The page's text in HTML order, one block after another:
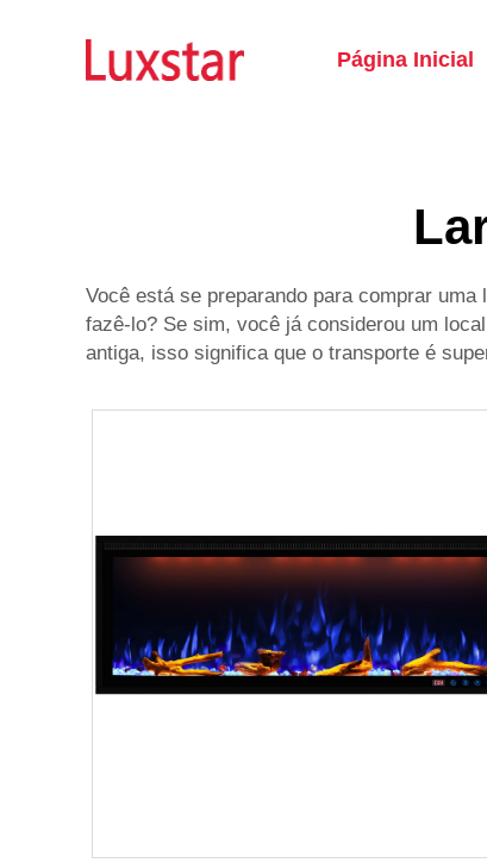
Página Inicial
Você está se preparando para comprar
fazê-lo? Se sim, você já considerou um
antiga, isso significa que o transporte é